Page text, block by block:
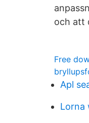
och att
Free
Apl
Lorna